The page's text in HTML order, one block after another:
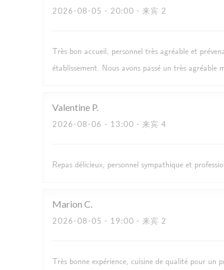
2026-08-05 - 20:00 - 来宾 2
Très bon accueil, personnel très agréable et
établissement. Nous avons passé un très
Valentine P
2026-08-06 - 13:00 - 来宾 4
Repas délicieux, personnel sympathique et
Marion C
2026-08-05 - 19:00 - 来宾 2
Très bonne expérience, cuisine de qualité pour